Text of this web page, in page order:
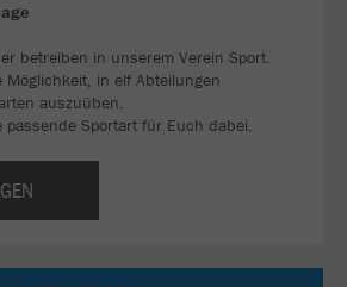
betreiben in unserem Verein Sport.
in elf Abteilungen
auszuüben.
Sportart für Euch dabei.